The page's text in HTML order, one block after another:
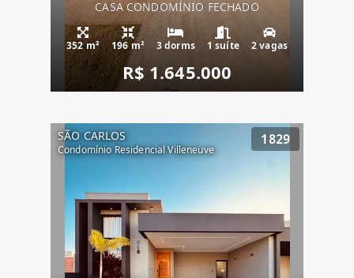
CASA CONDOMÍNIO FECHADO
352 m² 196 m² 3 dorms 1 suíte 2 vagas
R$ 1.645.000
SÃO CARLOS
Condomínio Residencial Villeneuve
1829